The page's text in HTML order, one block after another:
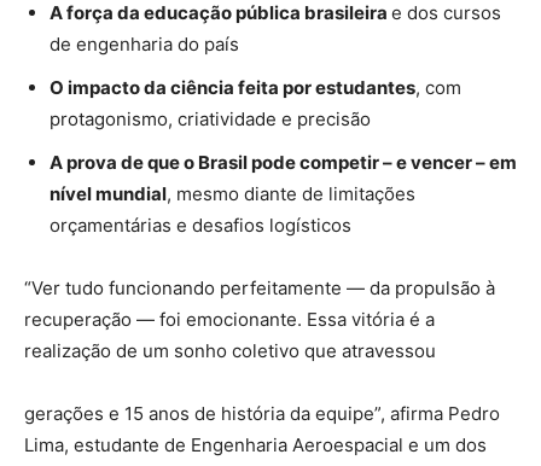
A força da educação pública brasileira e dos cursos
de engenharia do país
O impacto da ciência feita por estudantes, com
protagonismo, criatividade e precisão
A prova de que o Brasil pode competir – e vencer – em
nível mundial, mesmo diante de limitações
orçamentárias e desafios logísticos
“Ver tudo funcionando perfeitamente — da propulsão à
recuperação — foi emocionante. Essa vitória é a
realização de um sonho coletivo que atravessou
gerações e 15 anos de história da equipe”, afirma Pedro
Lima, estudante de Engenharia Aeroespacial e um dos